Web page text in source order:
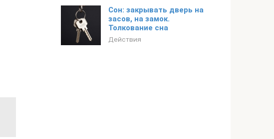
Сон: закрывать дверь на
засов, на замок.
Толкование сна
Действия